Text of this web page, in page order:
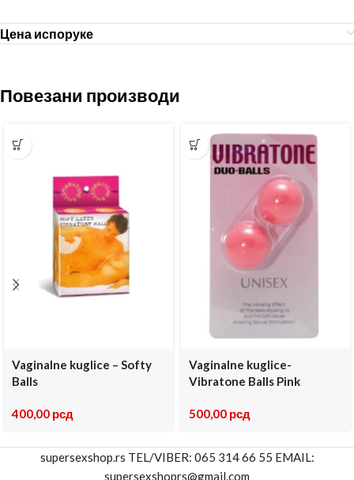
Цена испоруке
Повезани производи
Vaginalne kuglice – Softy
Balls
400,00 рсд
Vaginalne kuglice-
Vibratone Balls Pink
500,00 рсд
supersexshop.rs TEL/VIBER: 065 314 66 55 EMAIL:
supersexshoprs@gmail.com